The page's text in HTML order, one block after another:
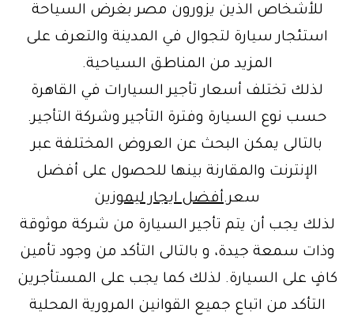
للأشخاص الذين يزورون مصر بغرض السياحة
استئجار سيارة لتجوال في المدينة والتعرف على
المزيد من المناطق السياحية.
لذلك تختلف أسعار تأجير السيارات في القاهرة
حسب نوع السيارة وفترة التأجير وشركة التأجير.
بالتالى يمكن البحث عن العروض المختلفة عبر
الإنترنت والمقارنة بينها للحصول على أفضل
سعر.أفضل ايجار ليموزين
لذلك يجب أن يتم تأجير السيارة من شركة موثوقة
وذات سمعة جيدة، و بالتالى التأكد من وجود تأمين
كافٍ على السيارة. لذلك كما يجب على المستأجرين
التأكد من اتباع جميع القوانين المرورية المحلية